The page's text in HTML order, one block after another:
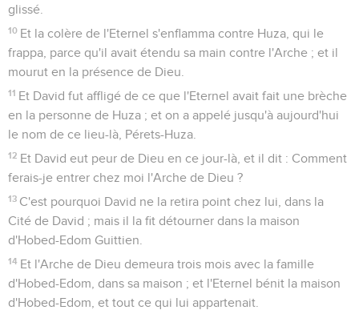
glissé.
10 Et la colère de l'Eternel s'enflamma contre Huza, qui le
frappa, parce qu'il avait étendu sa main contre l'Arche ; et il
mourut en la présence de Dieu.
11 Et David fut affligé de ce que l'Eternel avait fait une brèche
en la personne de Huza ; et on a appelé jusqu'à aujourd'hui
le nom de ce lieu-là, Pérets-Huza.
12 Et David eut peur de Dieu en ce jour-là, et il dit : Comment
ferais-je entrer chez moi l'Arche de Dieu ?
13 C'est pourquoi David ne la retira point chez lui, dans la
Cité de David ; mais il la fit détourner dans la maison
d'Hobed-Edom Guittien.
14 Et l'Arche de Dieu demeura trois mois avec la famille
d'Hobed-Edom, dans sa maison ; et l'Eternel bénit la maison
d'Hobed-Edom, et tout ce qui lui appartenait.